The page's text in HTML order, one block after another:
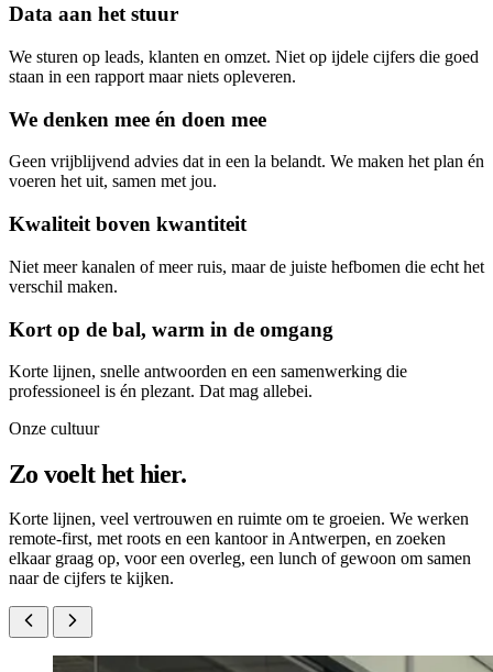
Data aan het stuur
We sturen op leads, klanten en omzet. Niet op ijdele cijfers die goed
staan in een rapport maar niets opleveren.
We denken mee én doen mee
Geen vrijblijvend advies dat in een la belandt. We maken het plan én
voeren het uit, samen met jou.
Kwaliteit boven kwantiteit
Niet meer kanalen of meer ruis, maar de juiste hefbomen die echt het
verschil maken.
Kort op de bal, warm in de omgang
Korte lijnen, snelle antwoorden en een samenwerking die
professioneel is én plezant. Dat mag allebei.
Onze cultuur
Zo voelt het hier.
Korte lijnen, veel vertrouwen en ruimte om te groeien. We werken
remote-first, met roots en een kantoor in Antwerpen, en zoeken
elkaar graag op, voor een overleg, een lunch of gewoon om samen
naar de cijfers te kijken.